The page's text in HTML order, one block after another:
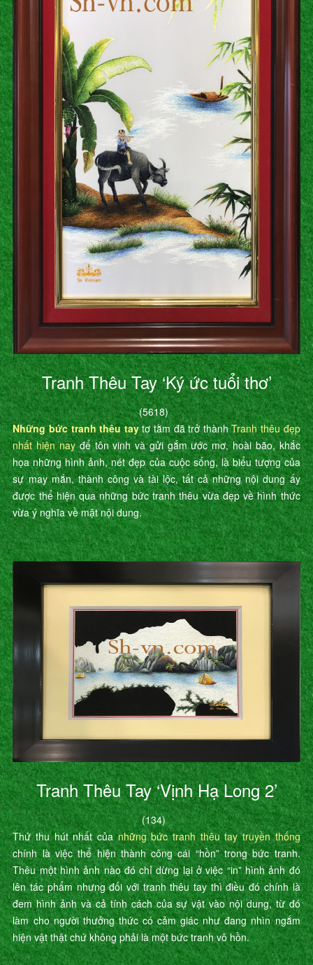
Tranh Thêu Tay ‘Ký ức tuổi thơ’
(5618)
Những bức tranh thêu taytơ tằm đã trở thànhTranh thêu đẹp
nhất hiện nayđể tôn vinh và gửi gắm ước mơ, hoài bão, khắc
họa những hình ảnh, nét đẹp của cuộc sống, là biểu tượng của
sự may mắn, thành công và tài lộc, tất cả những nội dung ấy
được thể hiện qua những bức tranh thêu vừa đẹp về hình thức
vừa ý nghĩa về mặt nội dung.
Tranh Thêu Tay ‘Vịnh Hạ Long 2’
(134)
Thứ thu hút nhất củanhững bức tranh thêu tay truyền thống
chính là việc thể hiện thành công cái “hồn” trong bức tranh.
Thêu một hình ảnh nào đó chỉ dừng lại ở việc “in” hình ảnh đó
lên tác phẩm nhưng đối với tranh thêu tay thì điều đó chính là
đem hình ảnh và cả tính cách của sự vật vào nội dung, từ đó
làm cho người thưởng thức có cảm giác như đang nhìn ngắm
hiện vật thật chứ không phải là một bức tranh vô hồn.